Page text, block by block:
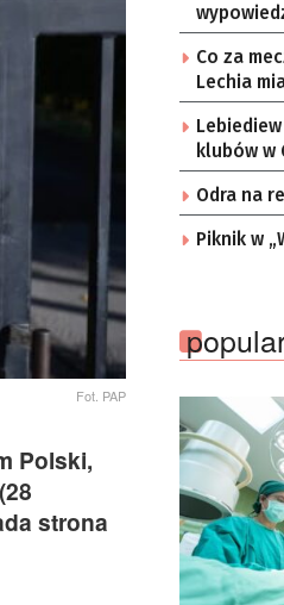
Fot. PAP
Polski,
strona
Co za
Lechia
klubów w
Odra na
Piknik w